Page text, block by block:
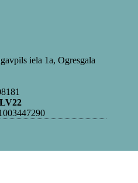
iela 1a, Ogresgala